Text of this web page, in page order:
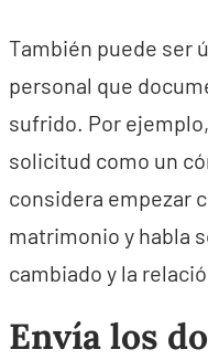
También puede ser
personal que
sufrido. Por
solicitud como un
considera empezar
matrimonio y habla
cambiado y la
Envía los